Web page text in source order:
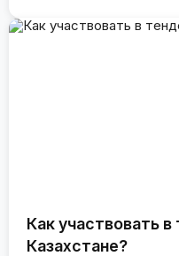
Как участвовать
Казахстане?